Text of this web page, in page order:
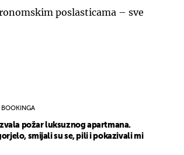
poslasticama – sve
BOOKINGA
požar luksuznog apartmana.
smijali su se, pili i pokazivali mi